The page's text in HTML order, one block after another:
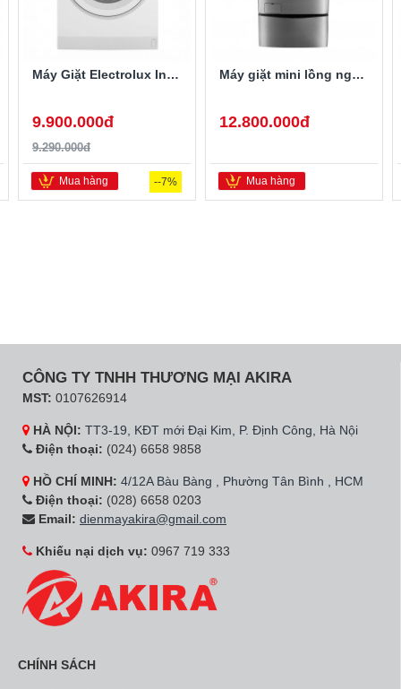
Máy Giặt Electrolux Inverter 10 Kg EWF1024D3WB
9.900.000đ
9.290.000đ
--7%
Mua hàng
Máy giặt mini lồng ngang Twinwash LG T2735NWLV 3.5Kg
12.800.000đ
Mua hàng
CÔNG TY TNHH THƯƠNG MẠI AKIRA
MST: 0107626914
HÀ NỘI: TT3-19, KĐT mới Đại Kim, P. Định Công, Hà Nội
Điện thoại: (024) 6658 9858
HỒ CHÍ MINH: 4/12A Bàu Bàng , Phường Tân Bình , HCM
Điện thoại: (028) 6658 0203
Email: dienmayakira@gmail.com
Khiếu nại dịch vụ: 0967 719 333
CHÍNH SÁCH